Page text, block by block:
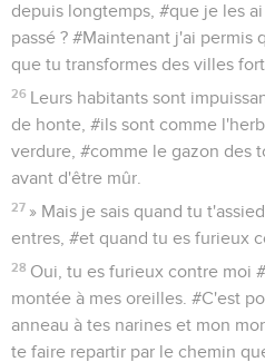
depuis longtemps, #que je les
passé ? #Maintenant j'ai permis
que tu transformes des villes
26 Leurs habitants sont
de honte, #ils sont comme
verdure, #comme le gazon des
avant d'être mûr.
27 » Mais je sais quand tu
entres, #et quand tu es furieux
28 Oui, tu es furieux contre moi
montée à mes oreilles. #C'est
anneau à tes narines et mon
te faire repartir par le chemin